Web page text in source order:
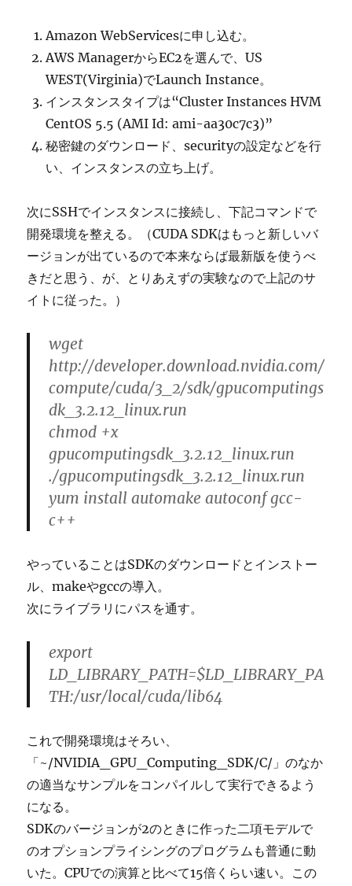
Amazon WebServicesに申し込む。
AWS ManagerからEC2を選んで、US
WEST(Virginia)でLaunch Instance。
インスタンスタイプは“Cluster Instances HVM
CentOS 5.5 (AMI Id: ami-aa30c7c3)”
秘密鍵のダウンロード、securityの設定などを行
い、インスタンスの立ち上げ。
次にSSHでインスタンスに接続し、下記コマンドで
開発環境を整える。（CUDA SDKはもっと新しいバ
ージョンが出ているので本来ならば最新版を使うべ
きだと思う、が、とりあえずの実験なので上記のサ
イトに従った。）
wget
http://developer.download.nvidia.com/
compute/cuda/3_2/sdk/gpucomputings
dk_3.2.12_linux.run
chmod +x
gpucomputingsdk_3.2.12_linux.run
./gpucomputingsdk_3.2.12_linux.run
yum install automake autoconf gcc-
c++
やっていることはSDKのダウンロードとインストー
ル、makeやgccの導入。
次にライブラリにパスを通す。
export
LD_LIBRARY_PATH=$LD_LIBRARY_PA
TH:/usr/local/cuda/lib64
これで開発環境はそろい、
「~/NVIDIA_GPU_Computing_SDK/C/」のなか
の適当なサンプルをコンパイルして実行できるよう
になる。
SDKのバージョンが2のときに作った二項モデルで
のオプションプライシングのプログラムも普通に動
いた。CPUでの演算と比べて15倍くらい速い。この